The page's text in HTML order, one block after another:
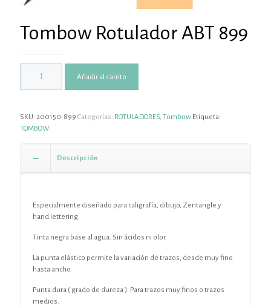
Tombow Rotulador ABT 899
Añadir al carrito
SKU: 200150-899 Categorías: ROTULADORES Tombow Etiqueta:
TOMBOW
Descripción
Especialmente diseñado para caligrafía, dibujo, Zentangle y
hand lettering.
Tinta negra base al agua. Sin ácidos ni olor.
La punta elástico permite la variación de trazos, desde muy fino
hasta ancho.
Punta dura ( grado de dureza ). Para trazos muy finos o trazos
medios.